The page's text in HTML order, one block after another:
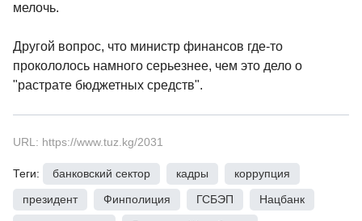
мелочь.
Другой вопрос, что министр финансов где-то
прокололось намного серьезнее, чем это дело о
"растрате бюджетных средств".
URL: https://www.tuz.kg/2031
Теги: банковский сектор кадры коррупция
президент
Финполиция ГСБЭП Нацбанк